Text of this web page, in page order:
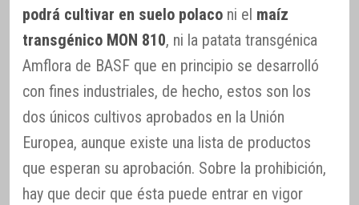
podrá cultivar en suelo polaco ni el maíz
transgénico MON 810, ni la patata transgénica
Amflora de BASF que en principio se desarrolló
con fines industriales, de hecho, estos son los
dos únicos cultivos aprobados en la Unión
Europea, aunque existe una lista de productos
que esperan su aprobación. Sobre la prohibición,
hay que decir que ésta puede entrar en vigor